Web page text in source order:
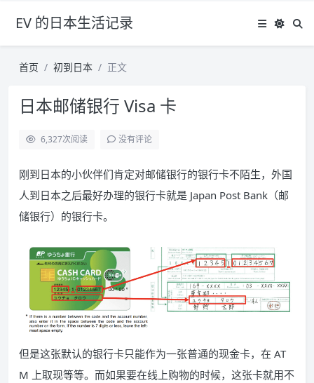
EV 的日本生活记录
首页 初到日本 正文
日本邮储银行 Visa 卡
6,327次阅读 没有评论
刚到日本的小伙伴们肯定对邮储银行的银行卡不陌生，外国
人到日本之后最好办理的银行卡就是 Japan Post Bank（邮
储银行）的银行卡。
但是这张默认的银行卡只能作为一张普通的现金卡，在 AT
M 上取现等等。而如果要在线上购物的时候，这张卡就用不